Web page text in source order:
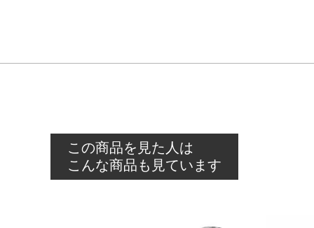
この商品を見た人は
こんな商品も見ています